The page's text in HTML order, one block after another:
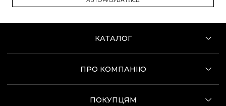
КАТАЛОГ
ПРО КОМПАНІЮ
ПОКУПЦЯМ